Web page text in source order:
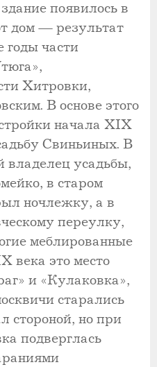
появилось в
дом — результат
годы части
Хитровки,
В основе этого
начала XIX
Свиньиных. В
владелец усадьбы,
в старом
ночлежку, а в
переулку,
меблированные
века это место
и «Кулаковка»,
старались
стороной, но при
подверглась